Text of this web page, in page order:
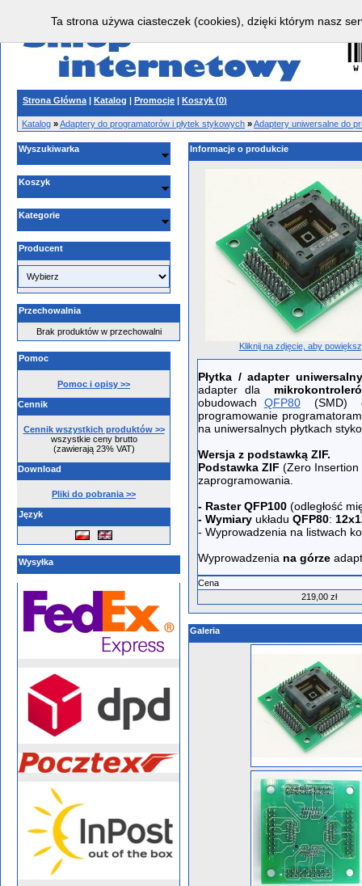
Strona Główna | Katalog | Promocje | Koszyk (0)
Katalog »Adaptery do programatorów i płytek stykowych »Adaptery uniwersalne do
Wyszukiwarka
Koszyk
Kategorie
Producent
Przechowalnia
Brak produktów w przechowalni
Pomoc
Pomoc i opisy >>
Cennik
Cennik wszystkich produktów >>
wszystkie ceny brutto
(zawierają 23% VAT)
Download
Pliki do pobrania >>
Język
Wysyłka
Informacje o produkcie
Kliknij na zdjęcie, aby
Płytka / adapter
adapter dla
obudowach QFP80(SMD) o
programowanie
na uniwersalnych płytkach
Wersja z podstawką ZIF.
Podstawka ZIF (Zero
zaprogramowania.
- Raster QFP100 (odległość
- Wymiary układu QFP80:
- Wyprowadzenia na listwach
Wyprowadzenia na górze
Cena
219,00 zł
Galeria
Ta strona używa ciasteczek (cookies), dzięki którym nasz